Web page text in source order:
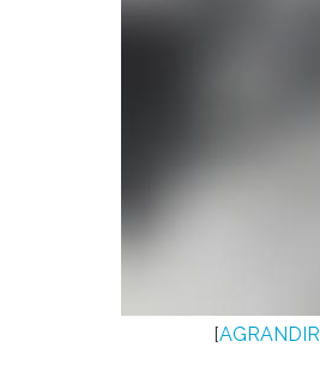
[AGRANDIR